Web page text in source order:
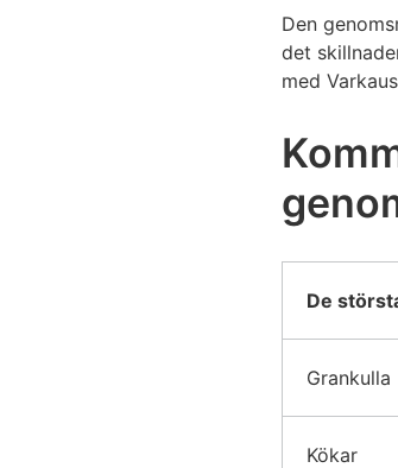
Den
det
med
De
Grankulla
Kökar